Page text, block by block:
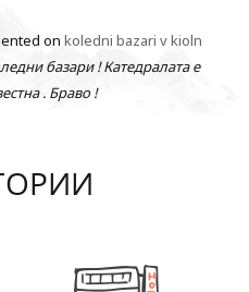
on koledni bazari v kioln
базари ! Катедралата е
. Браво !